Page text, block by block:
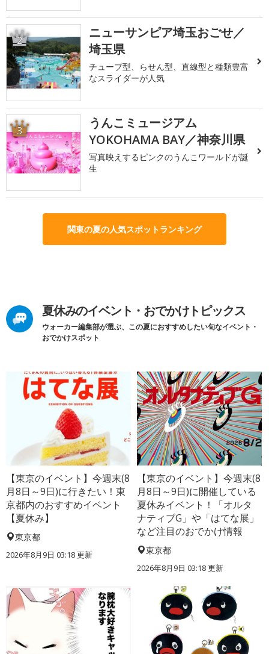
2
ニューサンピア埼玉おごせ／
埼玉県
チューブ型、らせん型、直線型と種類豊富
なスライダーが人気
3
うんこミュージアム
YOKOHAMA BAY／神奈川県
写真映えするピンクのうんこワールドが誕
生
関東の夏の人気スポットランキング
夏休みのイベント・おでかけトピックス
ウォーカー編集部が選ぶ、この夏におすすめしたい旬なイベント・
おでかけスポット
【東京のイベント】今週末(8
月8日～9日)に行きたい！東
京都内のおすすめイベント
【夏休み】
東京都
2026年8月9日 03:18更新
【東京のイベント】今週末(8
月8日～9日)に開催している
夏休みイベント！「オルタ
ナティブG」や「はてな展」
など注目のおでかけ情報
東京都
2026年8月9日 03:18更新